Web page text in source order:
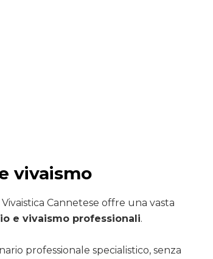
vivaismo
Cannetese offre una vasta
e vivaismo professionali.
professionale specialistico, senza